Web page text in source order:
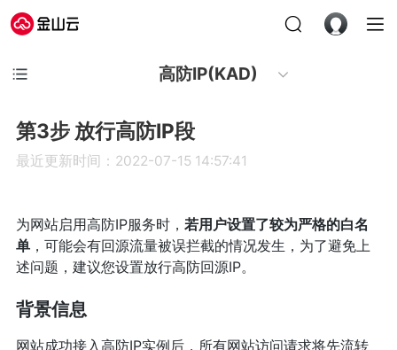
高防IP(KAD)
第3步 放行高防IP段
最近更新时间：2022-07-15 14:57:41
为网站启用高防IP服务时， 若用户设置了较为严格的白名
单，可能会有回源流量被误拦截的情况发生，为了避免上
述问题，建议您设置放行高防回源IP。
背景信息
网站成功接入高防IP实例后，所有网站访问请求将先流转